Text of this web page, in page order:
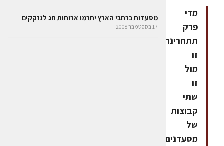
מדי
פרק
תתחרינה
זו
מול
זו
שתי
קבוצות
של
מסעדנים
מסעדות ברחבי הארץ יתרמו ארוחות חג לנזקקים
17 בספטמבר 2008